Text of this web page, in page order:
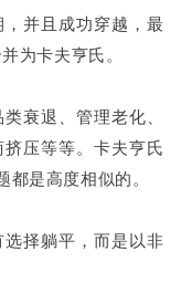
并且成功穿越，最
为卡夫亨氏。
衰退、管理老化、
压等等。卡夫亨氏
是高度相似的。
择躺平，而是以非